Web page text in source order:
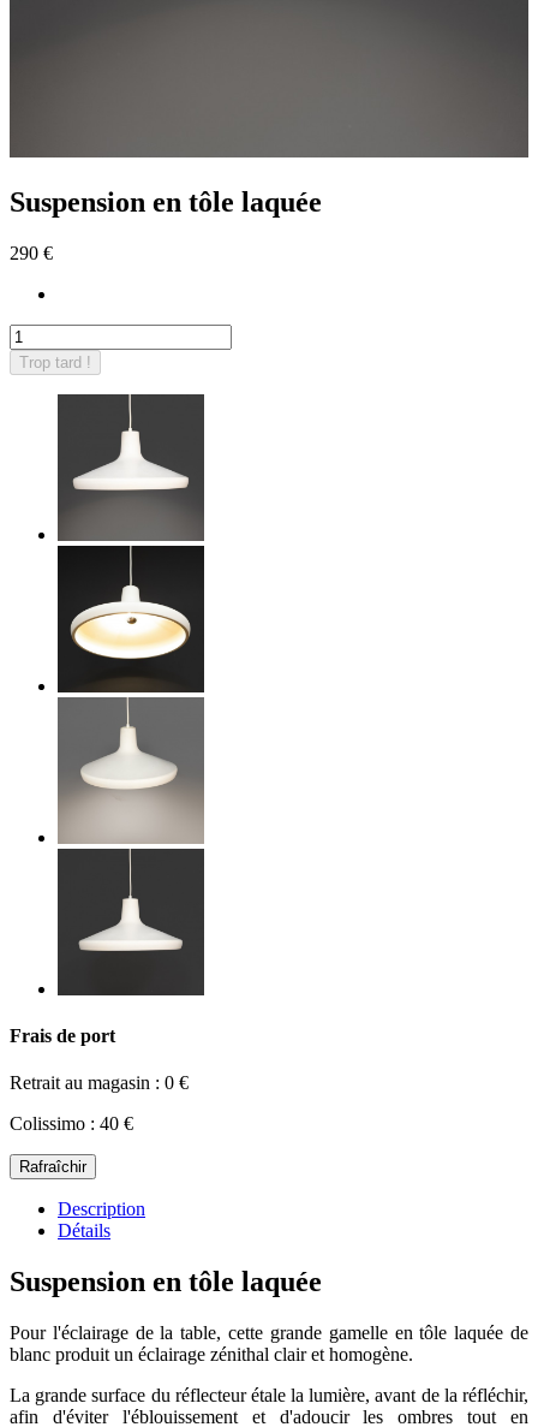
Suspension en tôle laquée
290 €
Trop tard !
Frais de port
Retrait au magasin : 0 €
Colissimo : 40 €
Description
Détails
Suspension en tôle laquée
Pour l'éclairage de la table, cette grande gamelle en tôle laquée de
blanc produit un éclairage zénithal clair et homogène.
La grande surface du réflecteur étale la lumière, avant de la réfléchir,
afin d'éviter l'éblouissement et d'adoucir les ombres tout en